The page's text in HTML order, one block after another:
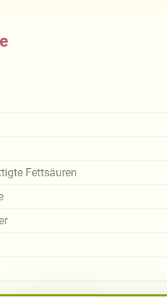
Fettsäuren